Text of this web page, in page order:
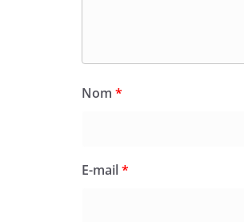
Nom *
E-mail*